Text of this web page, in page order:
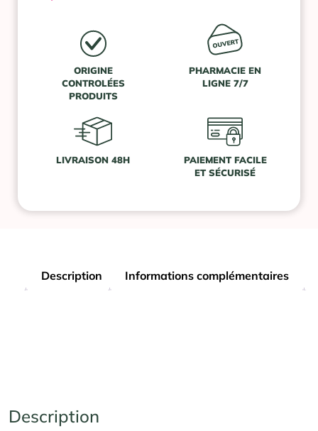
ORIGINE
CONTROLÉES
PRODUITS
PHARMACIE EN
LIGNE 7/7
LIVRAISON 48H
PAIEMENT FACILE
ET SÉCURISÉ
Description Informations complémentaires
Description